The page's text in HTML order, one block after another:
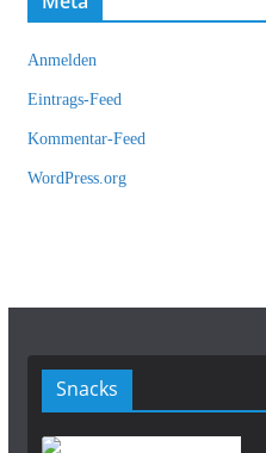
Anmelden
Eintrags-Feed
Kommentar-Feed
WordPress.org
Snacks